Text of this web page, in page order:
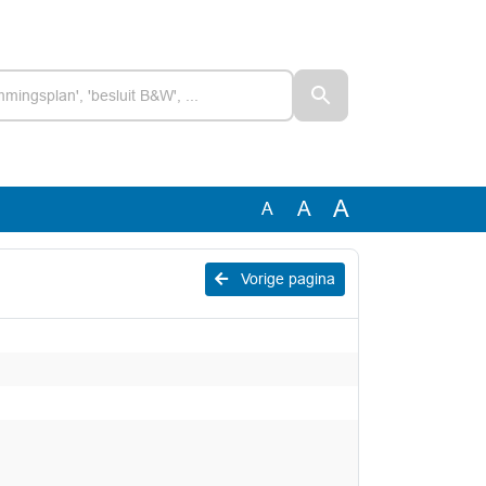
A A A
Vorige pagina